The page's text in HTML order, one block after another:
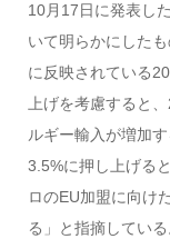
10月17日に発表し
いて明らかにした
に反映されている
上げを考慮すると
ルギー輸入が増加
3.5%に押し上げる
ロのEU加盟に向け
る」と指摘している